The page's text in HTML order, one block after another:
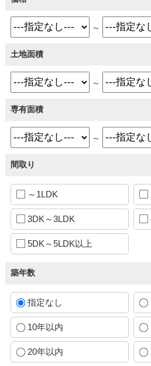
～
土地面積
～
専有面積
～
間取り
～1LDK
3DK～3LDK
5DK～5LDK以上
築年数
指定なし
10年以内
20年以内